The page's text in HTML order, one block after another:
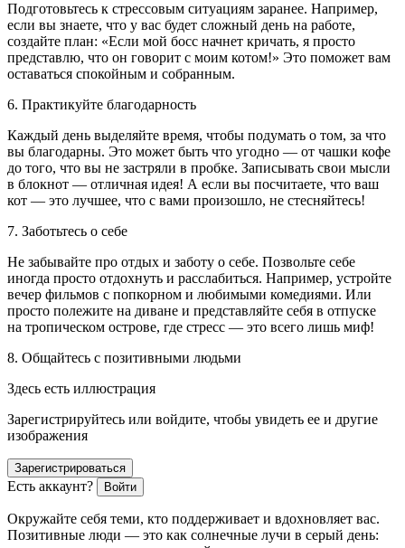
Подготовьтесь к стрессовым ситуациям заранее. Например,
если вы знаете, что у вас будет сложный день на работе,
создайте план: «Если мой босс начнет кричать, я просто
представлю, что он говорит с моим котом!» Это поможет вам
оставаться спокойным и собранным.
6. Практикуйте благодарность
Каждый день выделяйте время, чтобы подумать о том, за что
вы благодарны. Это может быть что угодно — от чашки кофе
до того, что вы не застряли в пробке. Записывать свои мысли
в блокнот — отличная идея! А если вы посчитаете, что ваш
кот — это лучшее, что с вами произошло, не стесняйтесь!
7. Заботьтесь о себе
Не забывайте про отдых и заботу о себе. Позвольте себе
иногда просто отдохнуть и расслабиться. Например, устройте
вечер фильмов с попкорном и любимыми комедиями. Или
просто полежите на диване и представляйте себя в отпуске
на тропическом острове, где стресс — это всего лишь миф!
8. Общайтесь с позитивными людьми
Здесь есть иллюстрация
Зарегистрируйтесь или войдите, чтобы увидеть ее и другие
изображения
Зарегистрироваться
Есть аккаунт? Войти
Окружайте себя теми, кто поддерживает и вдохновляет вас.
Позитивные люди — это как солнечные лучи в серый день: